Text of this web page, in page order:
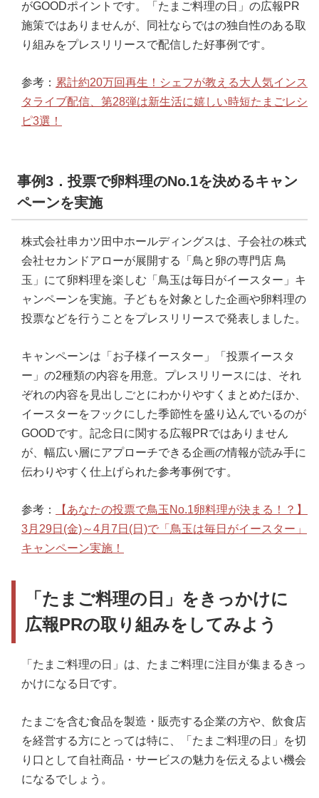
がGOODポイントです。「たまご料理の日」の広報PR
施策ではありませんが、同社ならではの独自性のある取
り組みをプレスリリースで配信した好事例です。
参考： 累計約20万回再生！シェフが教える大人気インス
タライブ配信、第28弾は新生活に嬉しい時短たまごレシ
ピ3選！
事例3．投票で卵料理のNo.1を決めるキャン
ペーンを実施
株式会社串カツ田中ホールディングスは、子会社の株式
会社セカンドアローが展開する「鳥と卵の専門店 鳥
玉」にて卵料理を楽しむ「鳥玉は毎日がイースター」キ
ャンペーンを実施。子どもを対象とした企画や卵料理の
投票などを行うことをプレスリリースで発表しました。
キャンペーンは「お子様イースター」「投票イースタ
ー」の2種類の内容を用意。プレスリリースには、それ
ぞれの内容を見出しごとにわかりやすくまとめたほか、
イースターをフックにした季節性を盛り込んでいるのが
GOODです。記念日に関する広報PRではありません
が、幅広い層にアプローチできる企画の情報が読み手に
伝わりやすく仕上げられた参考事例です。
参考：
【あなたの投票で鳥玉No.1卵料理が決まる！？】
3月29日(金)～4月7日(日)で「鳥玉は毎日がイースター」
キャンペーン実施！
「たまご料理の日」をきっかけに
広報PRの取り組みをしてみよう
「たまご料理の日」は、たまご料理に注目が集まるきっ
かけになる日です。
たまごを含む食品を製造・販売する企業の方や、飲食店
を経営する方にとっては特に、「たまご料理の日」を切
り口として自社商品・サービスの魅力を伝えるよい機会
になるでしょう。